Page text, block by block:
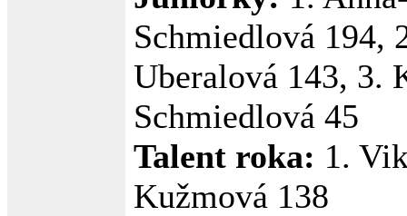
Schmiedlová 194,
Uberalová 143, 3.
Schmiedlová 45
Talent roka: 1.
Kužmová 138